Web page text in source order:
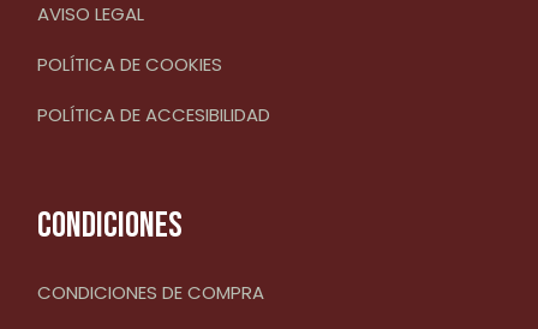
AVISO LEGAL
POLÍTICA DE COOKIES
POLÍTICA DE ACCESIBILIDAD
CONDICIONES
CONDICIONES DE COMPRA